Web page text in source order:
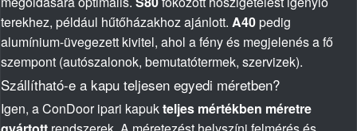
terekhez, például hűtőházakhoz ajánlott. A40pedig
alumínium-üvegezett kivitel, ahol a fény és megjelenés a fő
szempont (autószalonok, bemutatótermek, szervizek).
Szállítható-e a kapu teljesen egyedi méretben?
Igen, a ConDoor ipari kapukteljes mértékben méretre